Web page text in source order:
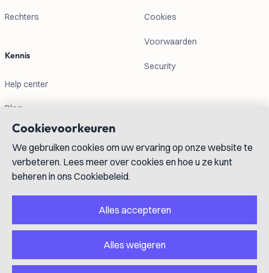
Rechters
Kennis
Help center
Blog
Cookies
Voorwaarden
Security
Contactgegevens
info@lexboost.com
GitHubYouTube
Cookievoorkeuren
We gebruiken cookies om uw ervaring op onze website te
verbeteren. Lees meer over cookies en hoe u ze kunt
beheren in ons Cookiebeleid.
Alles accepteren
Alles weigeren